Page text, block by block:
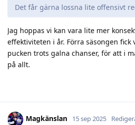
Det får gärna lossna lite offensivt
Jag hoppas vi kan vara lite mer
effektiviteten i år. Förra säsongen
pucken trots galna chanser, för att i
på allt.
Magkänslan 15 sep 2025